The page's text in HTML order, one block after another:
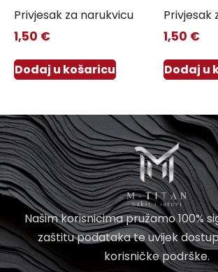
Privjesak za narukvicu
1,50 €
Dodaj u košaricu
Privjesak
1,50 €
Dodaj u
Našim korisnicima pružamo 100%
zaštitu podataka te uvijek
korisničke podrške.